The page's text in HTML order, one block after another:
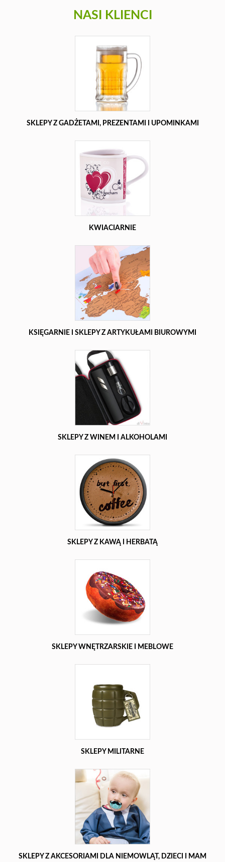
NASI KLIENCI
SKLEPY Z GADŻETAMI, PREZENTAMI I UPOMINKAMI
KWIACIARNIE
KSIĘGARNIE I SKLEPY Z ARTYKUŁAMI BIUROWYMI
SKLEPY Z WINEM I ALKOHOLAMI
SKLEPY Z KAWĄ I HERBATĄ
SKLEPY WNĘTRZARSKIE I MEBLOWE
SKLEPY MILITARNE
SKLEPY Z AKCESORIAMI DLA NIEMOWLĄT, DZIECI I MAM